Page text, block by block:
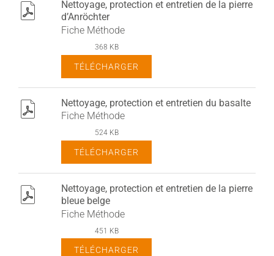
pdfNettoyage, protection et entretien de la pierre
d’Anröchter
Fiche Méthode
368 KB
TÉLÉCHARGER
pdfNettoyage, protection et entretien du basalte
Fiche Méthode
524 KB
TÉLÉCHARGER
pdfNettoyage, protection et entretien de la pierre
bleue belge
Fiche Méthode
451 KB
TÉLÉCHARGER